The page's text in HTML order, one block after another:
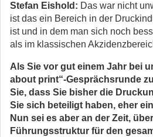
Stefan Eishold: Das war nicht
ist das ein Bereich in der
ist und in dem man sich noch
als im klassischen
Als Sie vor gut einem Jahr bei
about print“-Gesprächsrunde
Sie, dass Sie bisher die
Sie sich beteiligt haben, eher
Nun sei es aber an der Zeit,
Führungsstruktur für den